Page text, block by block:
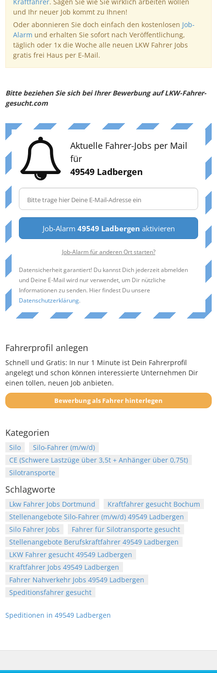
und Ihr neuer Job kommt zu Ihnen!
Oder abonnieren Sie doch einfach den kostenlosen Job-
Alarm und erhalten Sie sofort nach Veröffentlichung,
täglich oder 1x die Woche alle neuen LKW Fahrer Jobs
gratis frei Haus per E-Mail.
Bitte beziehen Sie sich bei Ihrer Bewerbung auf LKW-Fahrer-
gesucht.com
Aktuelle Fahrer-Jobs per Mail
für
49549 Ladbergen
Job-Alarm 49549 Ladbergen aktivieren
Job-Alarm für anderen Ort starten?
Datensicherheit garantiert! Du kannst Dich jederzeit abmelden
und Deine E-Mail wird nur verwendet, um Dir nützliche
Informationen zu senden. Hier findest Du unsere
Datenschutzerklärung.
Fahrerprofil anlegen
Schnell und Gratis: In nur 1 Minute ist Dein Fahrerprofil
angelegt und schon können interessierte Unternehmen Dir
einen tollen, neuen Job anbieten.
Bewerbung als Fahrer hinterlegen
Kategorien
Silo
Silo-Fahrer (m/w/d)
CE (Schwere Lastzüge über 3,5t + Anhänger über 0,75t)
Silotransporte
Schlagworte
Lkw Fahrer Jobs Dortmund
Kraftfahrer gesucht Bochum
Stellenangebote Silo-Fahrer (m/w/d) 49549 Ladbergen
Silo Fahrer Jobs
Fahrer für Silotransporte gesucht
Stellenangebote Berufskraftfahrer 49549 Ladbergen
LKW Fahrer gesucht 49549 Ladbergen
Kraftfahrer Jobs 49549 Ladbergen
Fahrer Nahverkehr Jobs 49549 Ladbergen
Speditionsfahrer gesucht
Speditionen in 49549 Ladbergen